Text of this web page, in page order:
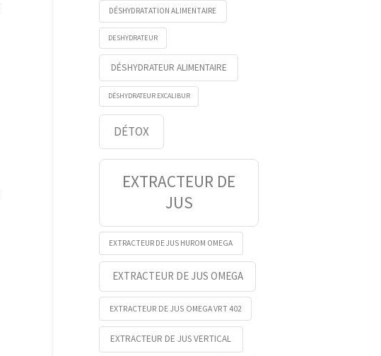
DÉSHYDRATATION ALIMENTAIRE
DESHYDRATEUR
DÉSHYDRATEUR ALIMENTAIRE
DÉSHYDRATEUR EXCALIBUR
DÉTOX
EXTRACTEUR DE
JUS
EXTRACTEUR DE JUS HUROM OMEGA
EXTRACTEUR DE JUS OMEGA
EXTRACTEUR DE JUS OMEGA VRT 402
EXTRACTEUR DE JUS VERTICAL